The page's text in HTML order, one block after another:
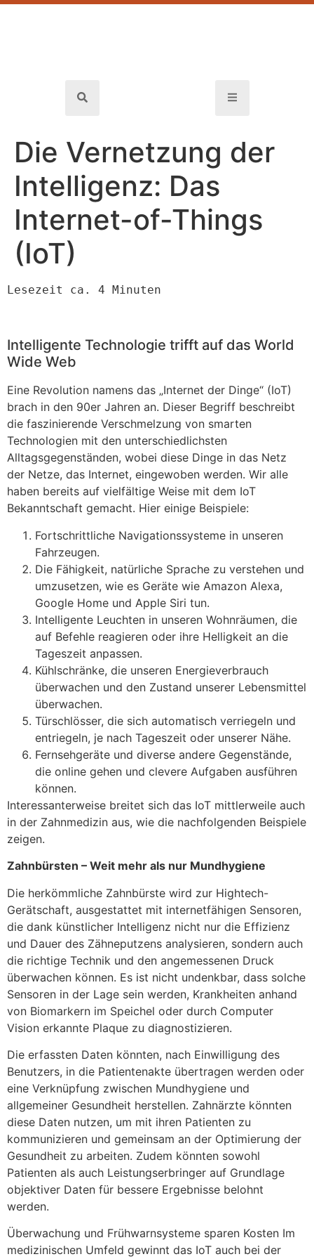
Die Vernetzung der
Intelligenz: Das
Internet-of-Things
(IoT)
Lesezeit ca. 4 Minuten
Intelligente Technologie trifft auf das World
Wide Web
Eine Revolution namens das „Internet der Dinge“ (IoT)
brach in den 90er Jahren an. Dieser Begriff beschreibt
die faszinierende Verschmelzung von smarten
Technologien mit den unterschiedlichsten
Alltagsgegenständen, wobei diese Dinge in das Netz
der Netze, das Internet, eingewoben werden. Wir alle
haben bereits auf vielfältige Weise mit dem IoT
Bekanntschaft gemacht. Hier einige Beispiele:
Fortschrittliche Navigationssysteme in unseren
Fahrzeugen.
Die Fähigkeit, natürliche Sprache zu verstehen und
umzusetzen, wie es Geräte wie Amazon Alexa,
Google Home und Apple Siri tun.
Intelligente Leuchten in unseren Wohnräumen, die
auf Befehle reagieren oder ihre Helligkeit an die
Tageszeit anpassen.
Kühlschränke, die unseren Energieverbrauch
überwachen und den Zustand unserer Lebensmittel
überwachen.
Türschlösser, die sich automatisch verriegeln und
entriegeln, je nach Tageszeit oder unserer Nähe.
Fernsehgeräte und diverse andere Gegenstände,
die online gehen und clevere Aufgaben ausführen
können.
Interessanterweise breitet sich das IoT mittlerweile auch
in der Zahnmedizin aus, wie die nachfolgenden Beispiele
zeigen.
Zahnbürsten – Weit mehr als nur Mundhygiene
Die herkömmliche Zahnbürste wird zur Hightech-
Gerätschaft, ausgestattet mit internetfähigen Sensoren,
die dank künstlicher Intelligenz nicht nur die Effizienz
und Dauer des Zähneputzens analysieren, sondern auch
die richtige Technik und den angemessenen Druck
überwachen können. Es ist nicht undenkbar, dass solche
Sensoren in der Lage sein werden, Krankheiten anhand
von Biomarkern im Speichel oder durch Computer
Vision erkannte Plaque zu diagnostizieren.
Die erfassten Daten könnten, nach Einwilligung des
Benutzers, in die Patientenakte übertragen werden oder
eine Verknüpfung zwischen Mundhygiene und
allgemeiner Gesundheit herstellen. Zahnärzte könnten
diese Daten nutzen, um mit ihren Patienten zu
kommunizieren und gemeinsam an der Optimierung der
Gesundheit zu arbeiten. Zudem könnten sowohl
Patienten als auch Leistungserbringer auf Grundlage
objektiver Daten für bessere Ergebnisse belohnt
werden.
Überwachung und Frühwarnsysteme sparen Kosten Im
medizinischen Umfeld gewinnt das IoT auch bei der